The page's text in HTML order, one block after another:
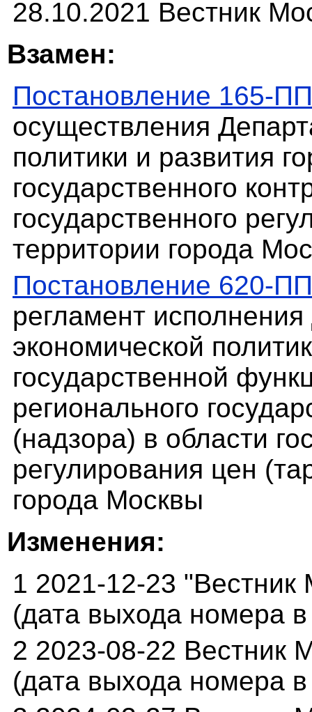
28.10.2021 Вестник
Взамен:
Постановление 165-ПП
осуществления
политики и развития
государственного
государственного
территории города
Постановление 620-ПП
регламент
экономической
государственной
регионального
(надзора) в области
регулирования цен
города Москвы
Изменения:
1 2021-12-23
(дата выхода номера
2 2023-08-22 Вестник
(дата выхода номера в